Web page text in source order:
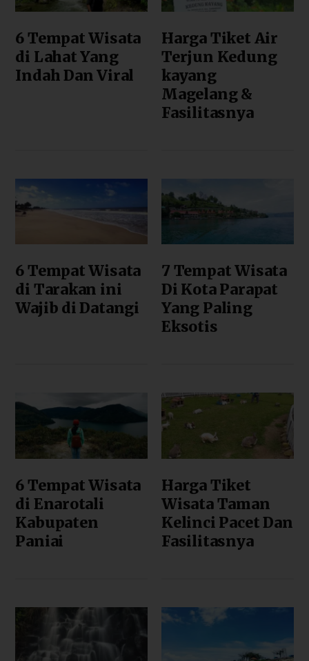
6 Tempat Wisata
di Lahat Yang
Indah Dan Viral
Harga Tiket Air
Terjun Kedung
kayang
Magelang &
Fasilitasnya
6 Tempat Wisata
di Tarakan ini
Wajib di Datangi
7 Tempat Wisata
Di Kota Parapat
Yang Paling
Eksotis
6 Tempat Wisata
di Enarotali
Kabupaten
Paniai
Harga Tiket
Wisata Taman
Kelinci Pacet Dan
Fasilitasnya